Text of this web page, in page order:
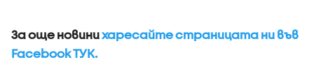
За още новинихаресайте страницата ни във
Facebook ТУК.